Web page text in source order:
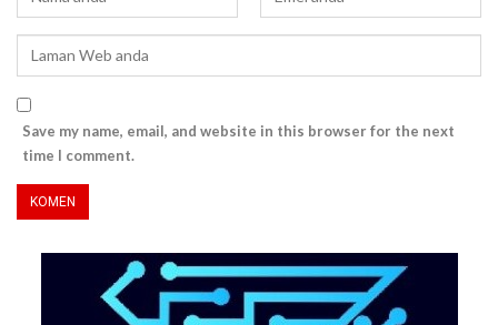
Save my name, email, and website in this browser for the next
time I comment.